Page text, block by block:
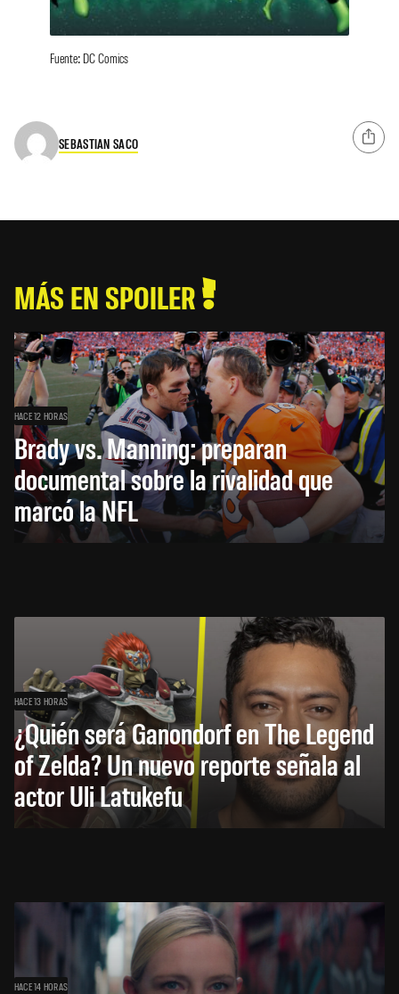
Fuente: DC Comics
SEBASTIAN SACO
MÁS EN SPOILER
HACE 12 HORAS
Brady vs. Manning: preparan
documental sobre la rivalidad que
marcó la NFL
HACE 13 HORAS
¿Quién será Ganondorf en The Legend
of Zelda? Un nuevo reporte señala al
actor Uli Latukefu
HACE 14 HORAS